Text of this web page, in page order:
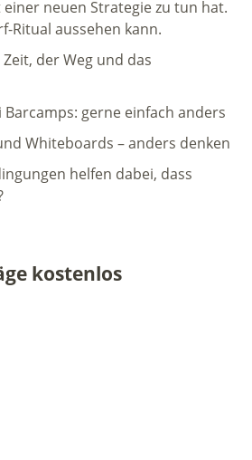
neuen Strategie zu tun hat.
Ritual aussehen kann.
der Weg und das
gerne einfach anders
Whiteboards – anders denken
helfen dabei, dass
kostenlos